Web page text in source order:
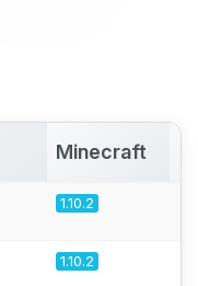
Minecraft
1.10.2
1.10.2